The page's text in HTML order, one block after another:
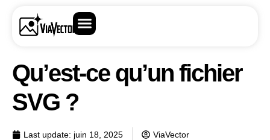
Qu’est-ce qu’un fichier
SVG ?
Last update: juin 18, 2025 ViaVector